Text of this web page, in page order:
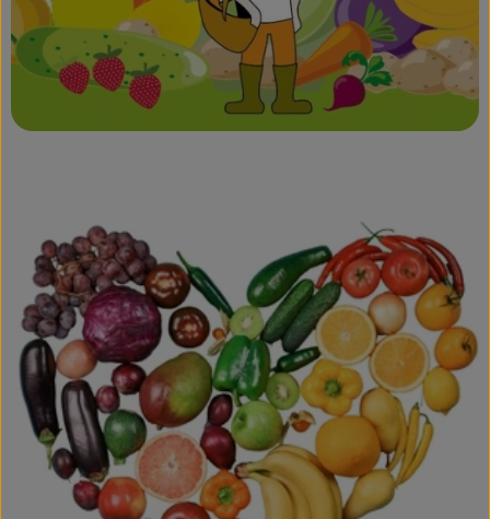
🍎 Bio-Jobkiste
So geht's!
Über uns